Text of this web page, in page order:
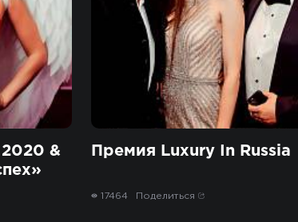
&
Премия Luxury In Russia
17464 Поделиться